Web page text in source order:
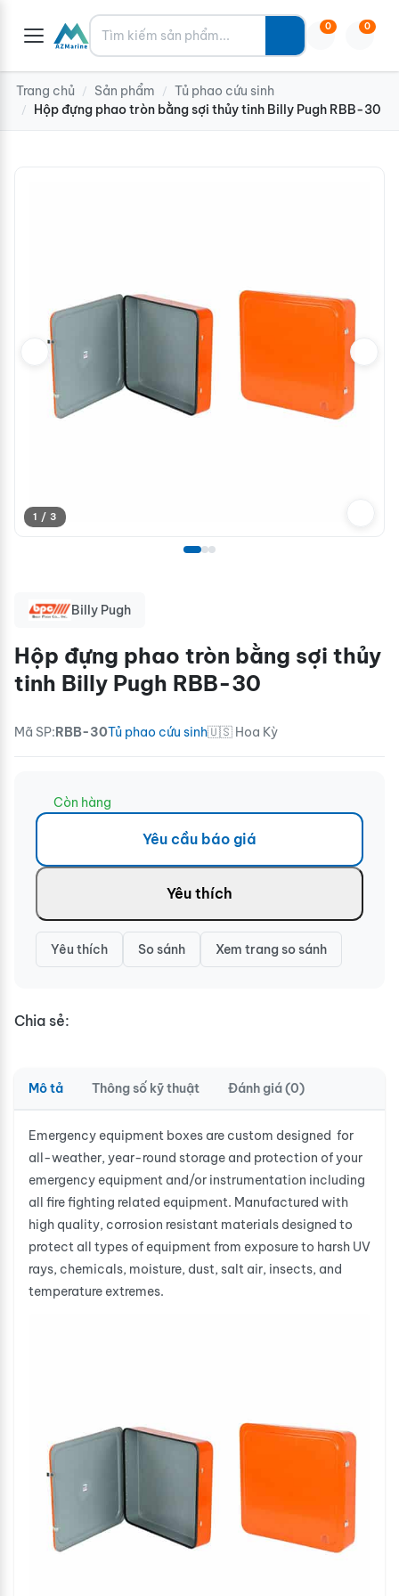
Tìm kiếm 0 0
Trang chủ / Sản phẩm / Tủ phao cứu sinh
/ Hộp đựng phao tròn bằng sợi thủy tinh Billy Pugh RBB-30
1 / 3
Billy Pugh
Hộp đựng phao tròn bằng sợi thủy
tinh Billy Pugh RBB-30
Mã SP:RBB-30Tủ phao cứu sinh🇺🇸 Hoa Kỳ
Còn hàng
Yêu cầu báo giá
Yêu thích
Yêu thích So sánh Xem trang so sánh
Chia sẻ:
Mô tả Thông số kỹ thuật Đánh giá (0)
Emergency equipment boxes are custom designed for
all-weather, year-round storage and protection of your
emergency equipment and/or instrumentation including
all fire fighting related equipment. Manufactured with
high quality, corrosion resistant materials designed to
protect all types of equipment from exposure to harsh UV
rays, chemicals, moisture, dust, salt air, insects, and
temperature extremes.